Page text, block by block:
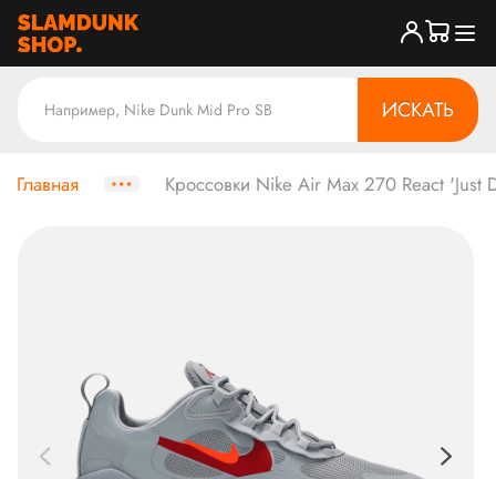
ИСКАТЬ
Главная Кроссовки Nike Air Max 270 React 'Just